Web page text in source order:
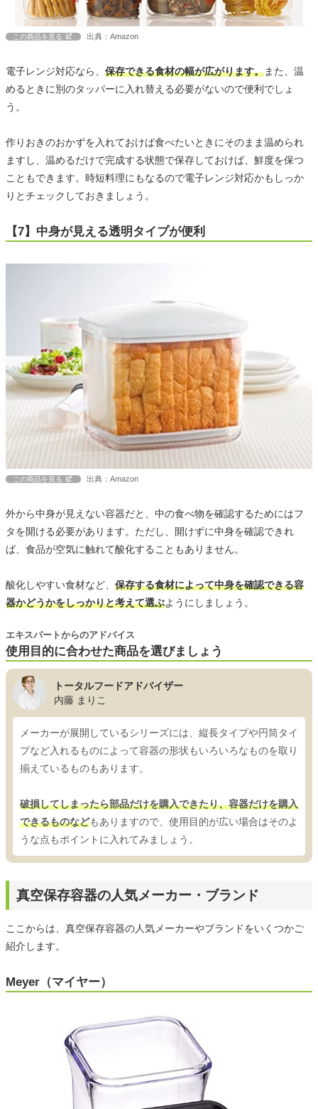
この商品を見る 出典：Amazon
電子レンジ対応なら、 保存できる食材の幅が広がります。また、温
めるときに別のタッパーに入れ替える必要がないので便利でしょ
う。
作りおきのおかずを入れておけば食べたいときにそのまま温められ
ますし、温めるだけで完成する状態で保存しておけば、鮮度を保つ
こともできます。時短料理にもなるので電子レンジ対応かもしっか
りとチェックしておきましょう。
【7】中身が見える透明タイプが便利
この商品を見る 出典：Amazon
外から中身が見えない容器だと、中の食べ物を確認するためにはフ
タを開ける必要があります。ただし、開けずに中身を確認できれ
ば、食品が空気に触れて酸化することもありません。
酸化しやすい食材など、 保存する食材によって中身を確認できる容
器かどうかをしっかりと考えて選ぶようにしましょう。
使用目的に合わせた商品を選びましょう
エキスパートからのアドバイス
トータルフードアドバイザー
内藤 まりこ
メーカーが展開しているシリーズには、縦長タイプや円筒タイ
プなど入れるものによって容器の形状もいろいろなものを取り
揃えているものもあります。
破損してしまったら部品だけを購入できたり、容器だけを購入
できるものなどもありますので、使用目的が広い場合はそのよ
うな点もポイントに入れてみましょう。
真空保存容器の人気メーカー・ブランド
ここからは、真空保存容器の人気メーカーやブランドをいくつかご
紹介します。
Meyer（マイヤー）